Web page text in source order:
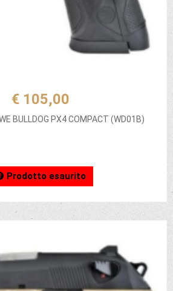
€ 105,00
BULLDOG PX4 COMPACT (WD01B)
Prodotto esaurito